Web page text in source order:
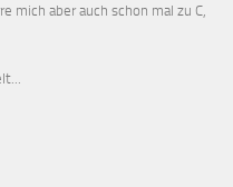
mich aber auch schon mal zu C,